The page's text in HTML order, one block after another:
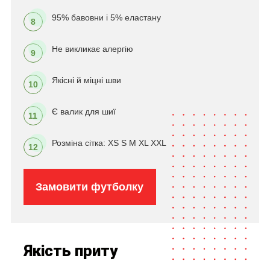
8 95% бавовни і 5% еластану
9 Не викликає алергію
10 Якісні й міцні шви
11 Є валик для шиї
12 Розміна сітка: XS S M XL XXL
Замовити футболку
Якість приту